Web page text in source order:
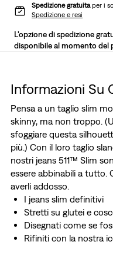
Spedizione gratuitaper i
Spedizione e resi
L'opzione di spedizione
disponibile al momento del
Informazioni Su
Pensa a un taglio slim
skinny, ma non troppo.
sfoggiare questa
più.) Con il loro taglio
nostri jeans 511™ Slim
essere abbinabili a tutto.
averli addosso.
I jeans slim definitivi
Stretti su glutei e
Disegnati come se
Rifiniti con la nostra